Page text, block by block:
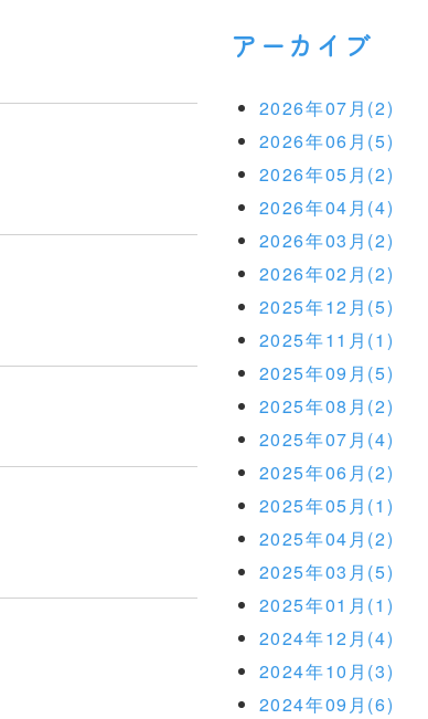
アーカイブ
2026年07月(2)
2026年06月(5)
2026年05月(2)
2026年04月(4)
2026年03月(2)
2026年02月(2)
2025年12月(5)
2025年11月(1)
2025年09月(5)
2025年08月(2)
2025年07月(4)
2025年06月(2)
2025年05月(1)
2025年04月(2)
2025年03月(5)
2025年01月(1)
2024年12月(4)
2024年10月(3)
2024年09月(6)